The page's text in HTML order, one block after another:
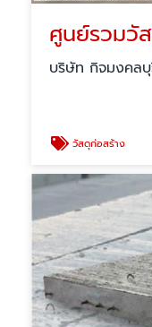
ศูนย์รวมวั
บริษัท กิจมงคล
วัสดุก่อสร้าง